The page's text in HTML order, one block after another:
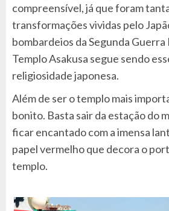
compreensível, já que foram
transformações vividas pelo
bombardeios da Segunda
Templo Asakusa segue sendo
religiosidade japonesa.
Além de ser o templo mais
bonito. Basta sair da estação do
ficar encantado com a imensa
papel vermelho que decora o
templo.